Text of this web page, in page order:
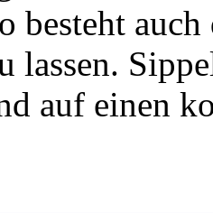
besteht
lassen.
auf einen